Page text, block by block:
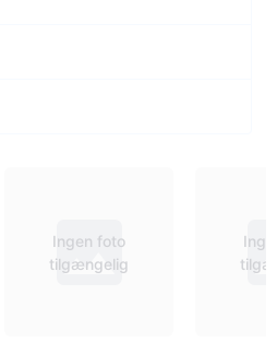
Ingen foto
tilgængelig